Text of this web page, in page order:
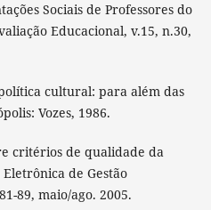
Sociais de Professores do
Educacional, v.15, n.30,
cultural: para além das
Vozes, 1986.
critérios de qualidade da
de Gestão
89, maio/ago. 2005.